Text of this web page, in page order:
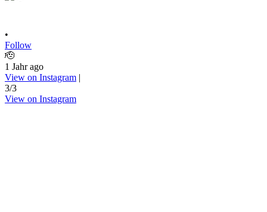
•
Follow
🫡
1 Jahr ago
View on Instagram |
3/3
View on Instagram